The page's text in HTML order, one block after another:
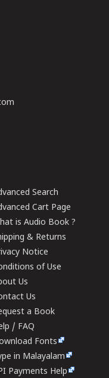
Search
Cart Page
is Audio Book ?
& Returns
Notice
of Use
Us
Us
a Book
/ FAQ
Fonts
in Malayalam
Payments Help